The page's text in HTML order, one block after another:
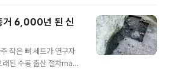
계속되고 있고, 그 학문적
서 논의해야 할 점이 없
들어보면 이렇다. 우선,
추출한 결과, 네안데르
표한다고 할 수 있는 미
거 6,000년 된 신
작은 뼈 세트가 연구자
된 수동 출산 절차manu